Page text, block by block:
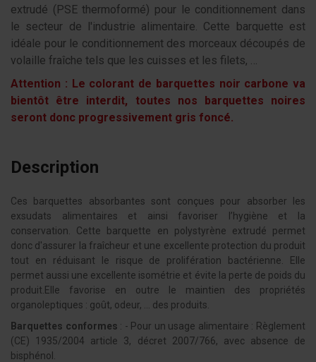
extrudé (PSE thermoformé) pour le conditionnement dans
le secteur de l'industrie alimentaire. Cette barquette est
idéale pour le conditionnement des morceaux découpés de
volaille fraîche tels que les cuisses et les filets, …
Attention : Le colorant de barquettes noir carbone va
bientôt être interdit, toutes nos barquettes noires
seront donc progressivement gris foncé.
Description
Ces barquettes absorbantes sont conçues pour absorber les
exsudats alimentaires et ainsi favoriser l’hygiène et la
conservation. Cette barquette en polystyrène extrudé permet
donc d'assurer la fraîcheur et une excellente protection du produit
tout en réduisant le risque de prolifération bactérienne. Elle
permet aussi une excellente isométrie et évite la perte de poids du
produit.Elle favorise en outre le maintien des propriétés
organoleptiques : goût, odeur, … des produits.
Barquettes conformes : - Pour un usage alimentaire : Règlement
(CE) 1935/2004 article 3, décret 2007/766, avec absence de
bisphénol.